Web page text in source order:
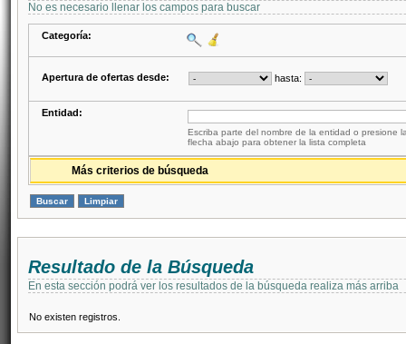
No es necesario llenar los campos para buscar
Categoría:
Apertura de ofertas desde: hasta:
Entidad:
Escriba parte del nombre de la entidad o presione
flecha abajo para obtener la lista completa
Más criterios de búsqueda
Resultado de la Búsqueda
En esta sección podrá ver los resultados de la búsqueda realiza más arriba
No existen registros.